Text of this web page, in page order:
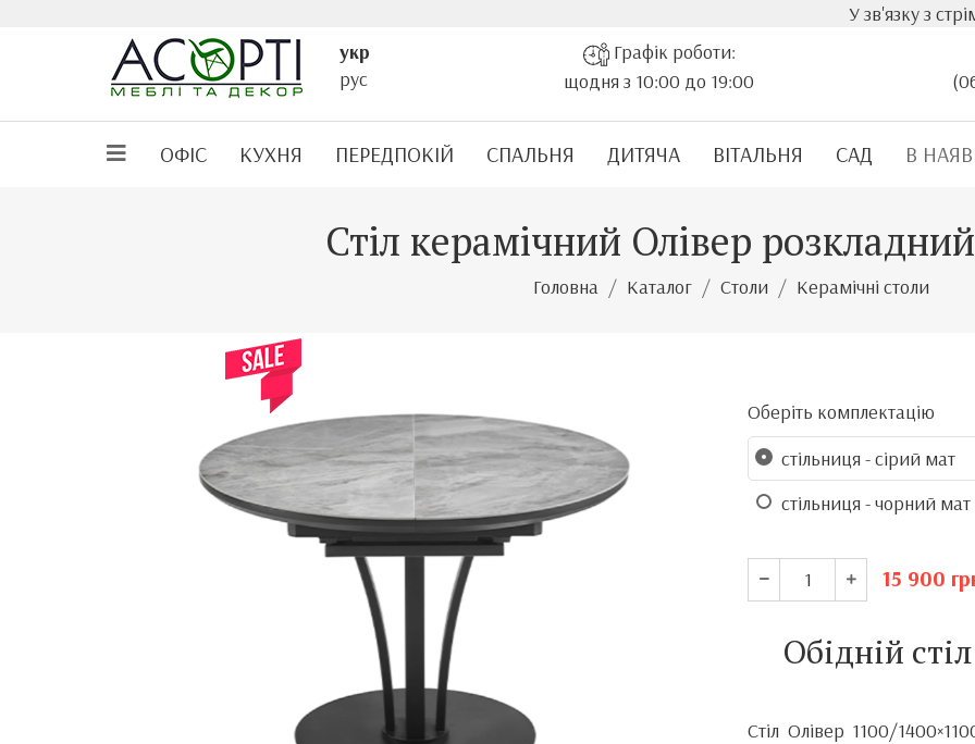
У зв'язку з стрімким
укр
рус
Графік роботи:
щодня з 10:00 до 19:00
ОФІС КУХНЯ ПЕРЕДПОКІЙ СПАЛЬНЯ ДИТЯЧА ВІТАЛЬНЯ САД В
Стіл керамічний Олівер
Головна Каталог Столи Керамічні столи
Оберіть комплектацію
стільниця - сірий мат
стільниця - чорний мат
15 900
Обідній
Стіл Олівер 1100/